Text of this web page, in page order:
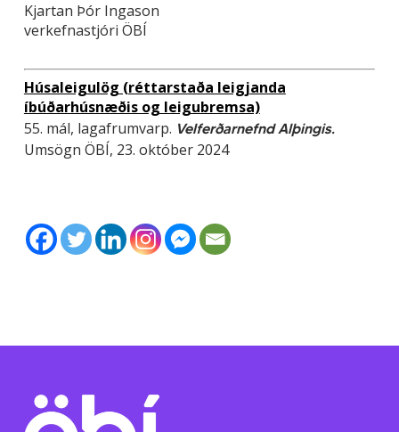
Kjartan Þór Ingason
verkefnastjóri ÖBÍ
Húsaleigulög (réttarstaða leigjanda
íbúðarhúsnæðis og leigubremsa)
55. mál, lagafrumvarp. Velferðarnefnd Alþingis.
Umsögn ÖBÍ, 23. október 2024